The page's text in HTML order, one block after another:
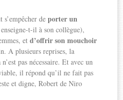
s’empêcher deporter un
t-il à son collègue),
etd’offrir son mouchoir
A plusieurs reprises, la
pas nécessaire. Et avec un
il répond qu’il ne fait pas
et digne, Robert de Niro